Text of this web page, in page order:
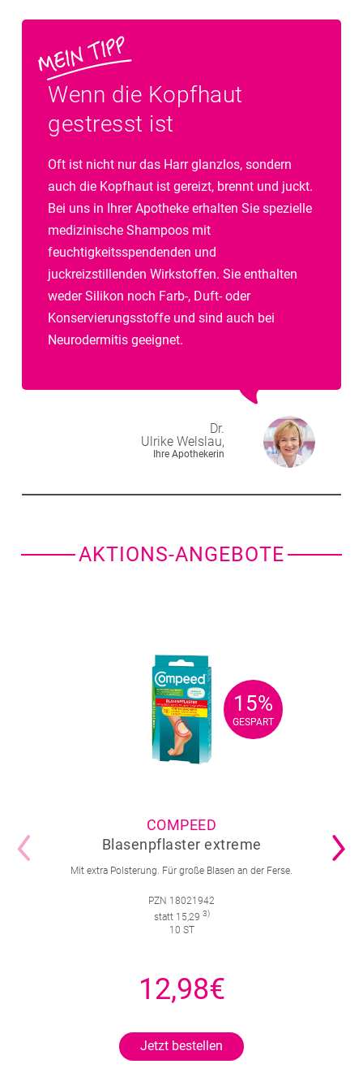
Wenn die Kopfhaut
gestresst ist
Oft ist nicht nur das Harr glanzlos, sondern
auch die Kopfhaut ist gereizt, brennt und juckt.
Bei uns in Ihrer Apotheke erhalten Sie spezielle
medizinische Shampoos mit
feuchtigkeitsspendenden und
juckreizstillenden Wirkstoffen. Sie enthalten
weder Silikon noch Farb-, Duft- oder
Konservierungsstoffe und sind auch bei
Neurodermitis geeignet.
Dr.
Ulrike Welslau,
Ihre Apothekerin
AKTIONS-ANGEBOTE
15%
GESPART
15%
GESPART
COMPEED
Blasenpflaster extreme
Mit extra Polsterung. Für große Blasen an der Ferse.
PZN 18021942
statt 15,29 3)
10 ST
12,98€
Jetzt bestellen